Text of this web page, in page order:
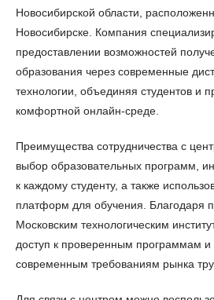
Новосибирской области,
Новосибирске. Компания
предоставлении возможностей
образования через современные
технологии, объединяя студентов и
комфортной онлайн-среде.
Преимущества сотрудничества с
выбор образовательных программ,
к каждому студенту, а также
платформ для обучения. Благодаря
Московским технологическим
доступ к проверенным программам
современным требованиям рынка